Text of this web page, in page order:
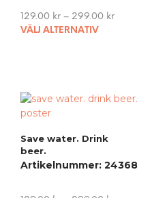
129.00 kr – 299.00 kr
VÄLJ ALTERNATIV
Save water. Drink
beer.
Artikelnummer: 24368